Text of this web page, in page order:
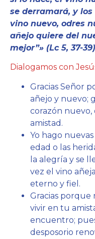
se derramará, y
vino nuevo, odres
añejo quiere del
mejor”» (Lc 5, 37-
Dialogamos con
Gracias Señor
añejo y nuevo;
corazón nuevo,
amistad.
Yo hago
edad o las
la alegría y se
vez el vino
eterno y fiel.
Gracias porque
vivir en tu
encuentro;
desposorio